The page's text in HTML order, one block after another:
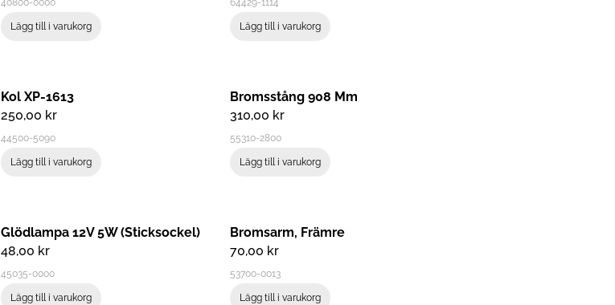
40800-0000
Lägg till i varukorg
64429-1114
Lägg till i varukorg
44500-5090
Kol XP-1613
250,00 kr
Lägg till i varukorg
55310-2800
Bromsstång 908 Mm
310,00 kr
Lägg till i varukorg
45035-0000
Glödlampa 12V 5W (Sticksockel)
48,00 kr
Lägg till i varukorg
53700-0013
Bromsarm, Främre
70,00 kr
Lägg till i varukorg